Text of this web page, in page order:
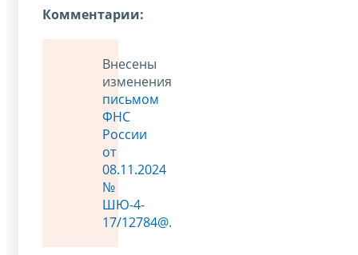
Комментарии:
Внесены
изменения
письмом
ФНС
России
от
08.11.2024
№
ШЮ-4-
17/12784@.